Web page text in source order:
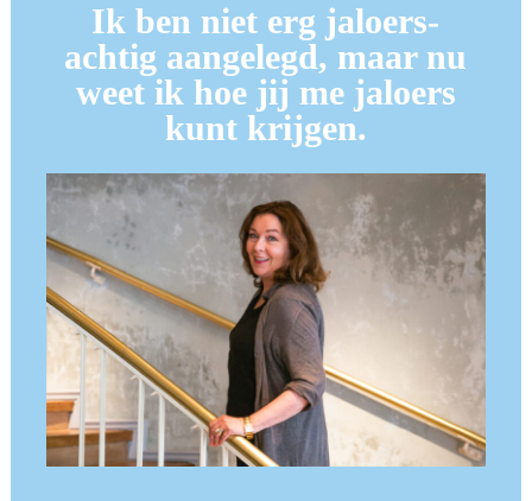
Ik ben niet erg jaloers-
achtig aangelegd, maar nu
weet ik hoe jij me jaloers
kunt krijgen.